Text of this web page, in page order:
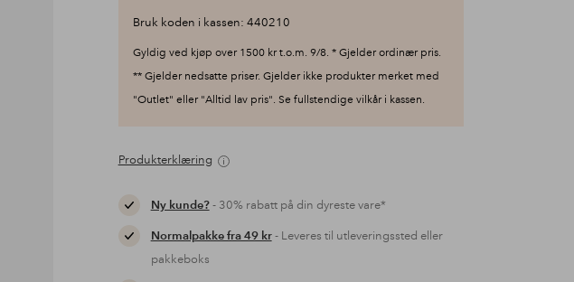
Bruk koden i kassen: 440210
Gyldig ved kjøp over 1500 kr t.o.m. 9/8. * Gjelder ordinær pris.
** Gjelder nedsatte priser. Gjelder ikke produkter merket med
"Outlet" eller "Alltid lav pris". Se fullstendige vilkår i kassen.
Produkterklæring
Ny kunde?- 30% rabatt på din dyreste vare*
Normalpakke fra 49 kr- Leveres til utleveringssted eller
pakkeboks